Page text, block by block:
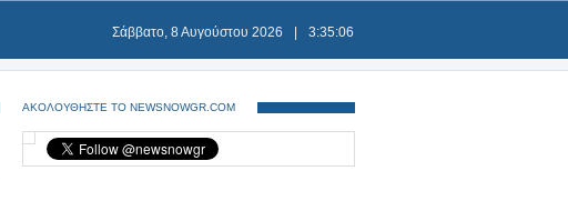
Σάββατο, 8 Αυγούστου 2026 3:35:07
ΑΚΟΛΟΥΘΗΣΤΕ ΤΟ NEWSNOWGR.COM